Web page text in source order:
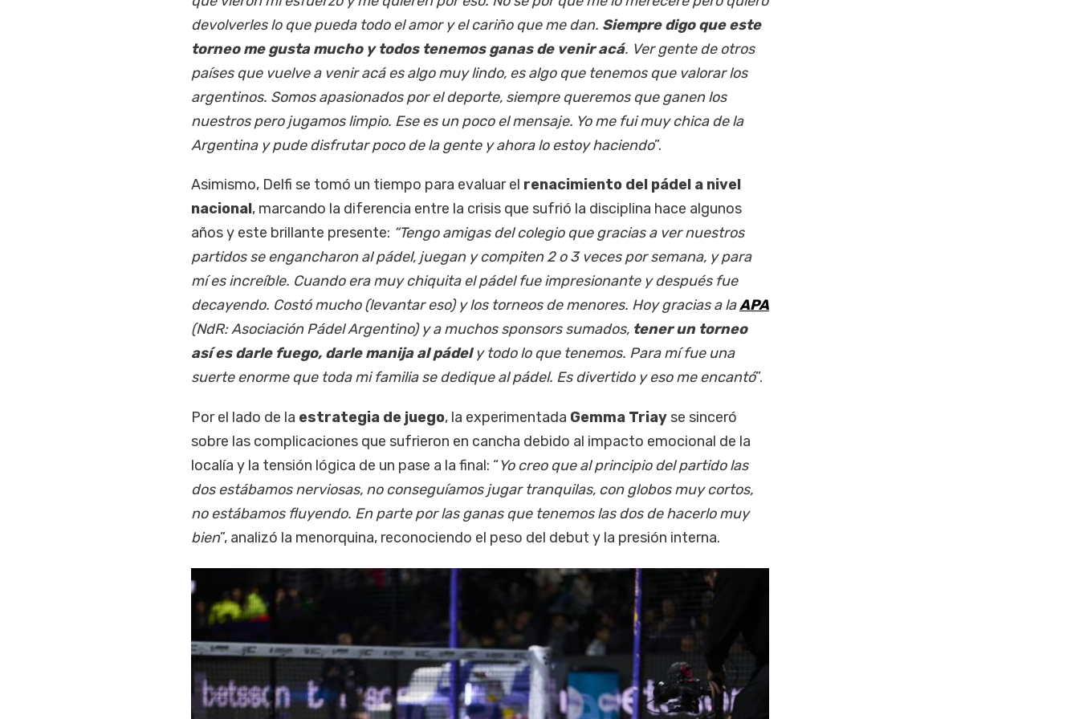
devolverles lo que pueda todo el amor y el cariño que me dan. Siempre digo que este
torneo me gusta mucho y todos tenemos ganas de venir acá. Ver gente de otros
países que vuelve a venir acá es algo muy lindo, es algo que tenemos que valorar los
argentinos. Somos apasionados por el deporte, siempre queremos que ganen los
nuestros pero jugamos limpio. Ese es un poco el mensaje. Yo me fui muy chica de la
Argentina y pude disfrutar poco de la gente y ahora lo estoy haciendo”.
Asimismo, Delfi se tomó un tiempo para evaluar el renacimiento del pádel a nivel
nacional, marcando la diferencia entre la crisis que sufrió la disciplina hace algunos
años y este brillante presente: “Tengo amigas del colegio que gracias a ver nuestros
partidos se engancharon al pádel, juegan y compiten 2 o 3 veces por semana, y para
mí es increíble. Cuando era muy chiquita el pádel fue impresionante y después fue
decayendo. Costó mucho (levantar eso) y los torneos de menores. Hoy gracias a laAPA
(NdR: Asociación Pádel Argentino) y a muchos sponsors sumados, tener un torneo
así es darle fuego, darle manija al pádely todo lo que tenemos. Para mí fue una
suerte enorme que toda mi familia se dedique al pádel. Es divertido y eso me encantó”.
Por el lado de la estrategia de juego, la experimentada Gemma Triayse sinceró
sobre las complicaciones que sufrieron en cancha debido al impacto emocional de la
localía y la tensión lógica de un pase a la final: “Yo creo que al principio del partido las
dos estábamos nerviosas, no conseguíamos jugar tranquilas, con globos muy cortos,
no estábamos fluyendo. En parte por las ganas que tenemos las dos de hacerlo muy
bien”, analizó la menorquina, reconociendo el peso del debut y la presión interna.